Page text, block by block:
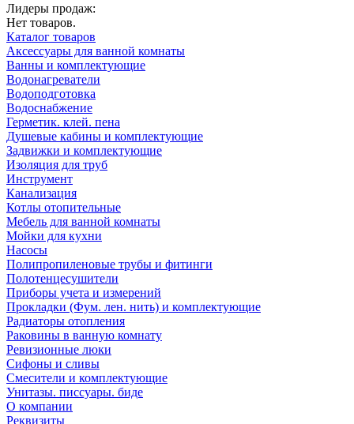
Лидеры продаж:
Нет товаров.
Каталог товаров
Аксессуары для ванной комнаты
Ванны и комплектующие
Водонагреватели
Водоподготовка
Водоснабжение
Герметик. клей. пена
Душевые кабины и комплектующие
Задвижки и комплектующие
Изоляция для труб
Инструмент
Канализация
Котлы отопительные
Мебель для ванной комнаты
Мойки для кухни
Насосы
Полипропиленовые трубы и фитинги
Полотенцесушители
Приборы учета и измерений
Прокладки (Фум. лен. нить) и комплектующие
Радиаторы отопления
Раковины в ванную комнату
Ревизионные люки
Сифоны и сливы
Смесители и комплектующие
Унитазы. писсуары. биде
О компании
Реквизиты